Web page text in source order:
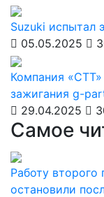
Suzuki испытал
05.05.2025
Компания
зажигания g-
29.04.2025
Самое
Работу
остановили